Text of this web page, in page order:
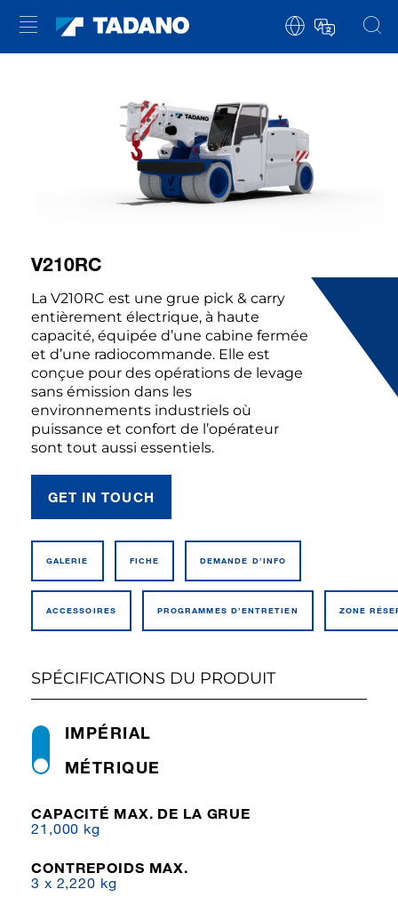
V210RC
La V210RC est une grue pick & carry
entièrement électrique, à haute
capacité, équipée d’une cabine fermée
et d’une radiocommande. Elle est
conçue pour des opérations de levage
sans émission dans les
environnements industriels où
puissance et confort de l’opérateur
sont tout aussi essentiels.
GET IN TOUCH
GALERIE FICHE DEMANDE D’INFO
ACCESSOIRES PROGRAMMES D’ENTRETIEN ZONE
SPÉCIFICATIONS DU PRODUIT
MÉTRIQUE
IMPÉRIAL
CAPACITÉ MAX. DE LA GRUE
21,000 kg
CONTREPOIDS MAX.
3 x 2,220 kg